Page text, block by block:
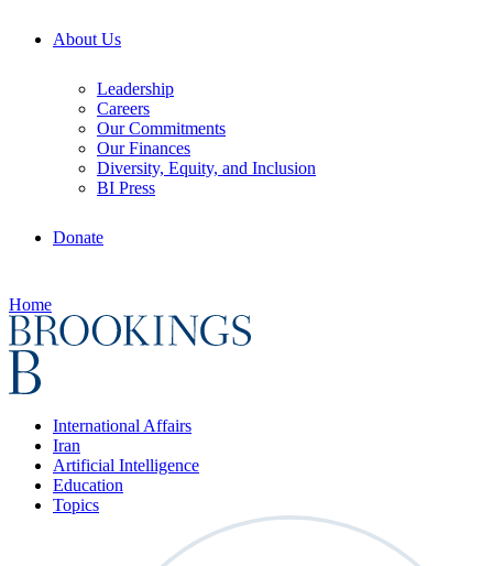
About Us
Leadership
Careers
Our Commitments
Our Finances
Diversity, Equity, and Inclusion
BI Press
Donate
Home
International Affairs
Iran
Artificial Intelligence
Education
Topics